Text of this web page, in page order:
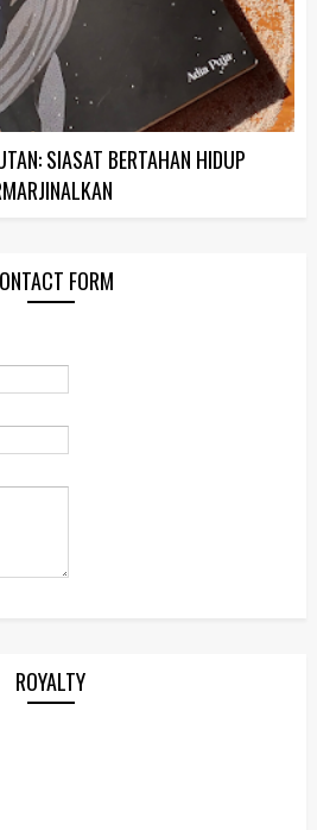
SIASAT BERTAHAN HIDUP
FORM
ROYALTY